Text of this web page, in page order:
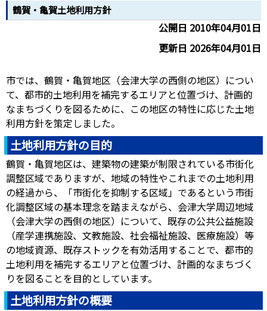
鶴賀・亀賀土地利用方針
公開日 2010年04月01日
更新日 2026年04月01日
市では、鶴賀・亀賀地区（会津大学の西側の地区）につい
て、都市的土地利用を補完するエリアと位置づけ、計画的
なまちづくりを図るために、この地区の特性に応じた土地
利用方針を策定しました。
土地利用方針の目的
鶴賀・亀賀地区は、建築物の建築が制限されている市街化
調整区域でありますが、地域の特性やこれまでの土地利用
の経過から、「市街化を抑制する区域」であるという市街
化調整区域の基本理念を踏まえながら、会津大学周辺地域
（会津大学の西側の地区）について、既存の公共公益施設
（産学連携施設、文教施設、社会福祉施設、医療施設）等
の地域資源、既存ストックを有効活用することで、都市的
土地利用を補完するエリアと位置づけ、計画的なまちづく
りを図ることを目的としています。
土地利用方針の概要